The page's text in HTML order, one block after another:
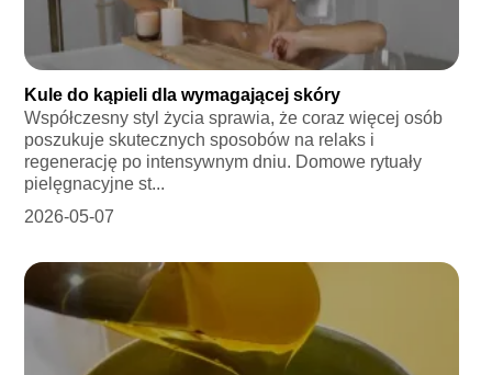
Kule do kąpieli dla wymagającej skóry
Współczesny styl życia sprawia, że coraz więcej osób
poszukuje skutecznych sposobów na relaks i
regenerację po intensywnym dniu. Domowe rytuały
pielęgnacyjne st...
2026-05-07